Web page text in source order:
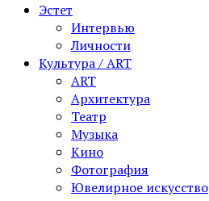
Эстет
Интервью
Личности
Культура / ART
ART
Архитектура
Театр
Музыка
Кино
Фотография
Ювелирное искусство